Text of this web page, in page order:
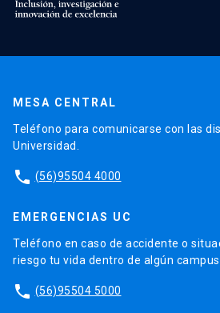
MESA CENTRAL
Teléfono para comunicarse con las
Universidad.
phone (56)95504 4000
EMERGENCIAS UC
Teléfono en caso de accidente o
riesgo tu vida dentro de algún
phone (56)95504 5000